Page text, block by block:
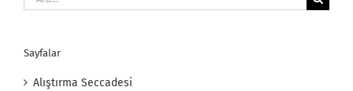
Sayfalar
Alıştırma Seccadesi